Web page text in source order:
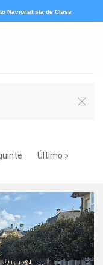
Nacionalista de Clase
Último »